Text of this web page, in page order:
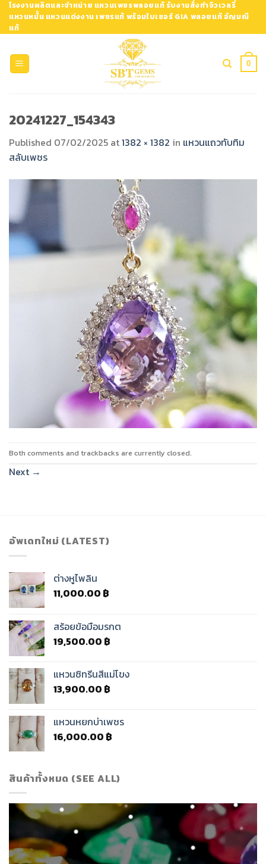
Skip
content
โรงงานผลิตและจำหน่าย แหวนเพชรพลอยแท้ รับงานสั่งทำจิวเวลรี่
แหวนหมั้น แหวนแต่งงาน เพชรแท้ พร้อมใบเซอร์ GIA พลอยแท้ อัญมณี
แท้
0
20241227_154343
Published 07/02/2025 at1382 × 1382 in แหวนแถวทับทิม
สลับเพชร
Both comments and trackbacks are currently closed.
Next →
อัพเดทใหม่ (LATEST)
ต่างหูไพลิน
11,000.00 ฿
สร้อยข้อมือมรกต
19,500.00 ฿
แหวนซิทรีนสีแม่โขง
13,900.00 ฿
แหวนหยกบ่าเพชร
16,000.00 ฿
สินค้าทั้งหมด (SEE ALL)